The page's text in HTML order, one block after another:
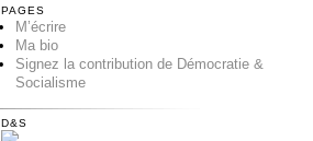
PAGES
M’écrire
Ma bio
Signez la contribution de Démocratie &
Socialisme
D&S